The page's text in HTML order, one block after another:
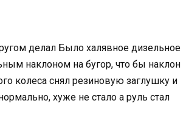
делал Было халявное дизельное
наклоном на бугор, что бы наклон
колеса снял резиновую заглушку и
хуже не стало а руль стал